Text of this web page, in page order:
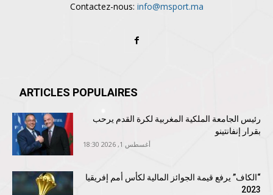
Contactez-nous: info@msport.ma
ARTICLES POPULAIRES
رئيس الجامعة الملكية المغربية لكرة القدم يرحب
بقرار إنفانتينو
أغسطس 1, 2026 18:30
“الكاف” يرفع قيمة الجوائز المالية لكأس أمم إفريقيا
2023